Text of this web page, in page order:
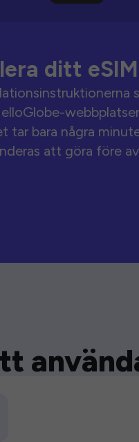
ditt eSIM
tar bara några
att göra före